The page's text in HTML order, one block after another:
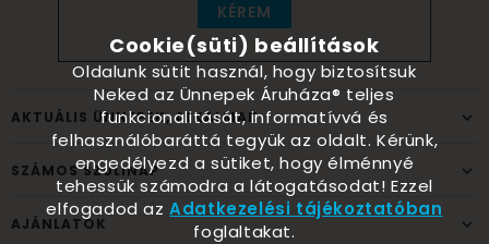
KÉREM
AKTUÁLIS ÜNNEPEK, ALKALMAK
SZÁMOS SZÜLINAP
AJÁNLATOK
Cookie(süti) beállítások
Oldalunk sütit használ, hogy biztosítsuk
Neked az Ünnepek Áruháza® teljes
funkcionalitását, informatívvá és
felhasználóbaráttá tegyük az oldalt. Kérünk,
engedélyezd a sütiket, hogy élménnyé
tehessük számodra a látogatásodat! Ezzel
elfogadod azAdatkezelési tájékoztatóban
foglaltakat.